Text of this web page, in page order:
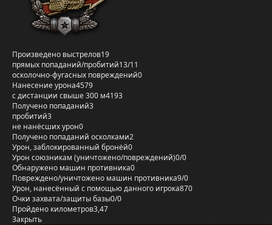
Произведено выстрелов19
прямых попаданий/пробитий13/11
осколочно-фугасных повреждений0
Нанесение урона4579
с дистанции свыше 300 м4193
Получено попаданий3
пробитий3
не нанёсших урон0
Получено попаданий осколками2
Урон, заблокированный бронёй0
Урон союзникам (уничтожено/повреждений)0/0
Обнаружено машин противника0
Повреждено/уничтожено машин противника9/0
Урон, нанесённый с помощью данного игрока870
Очки захвата/защиты базы0/0
Пройдено километров3,47
Закрыть